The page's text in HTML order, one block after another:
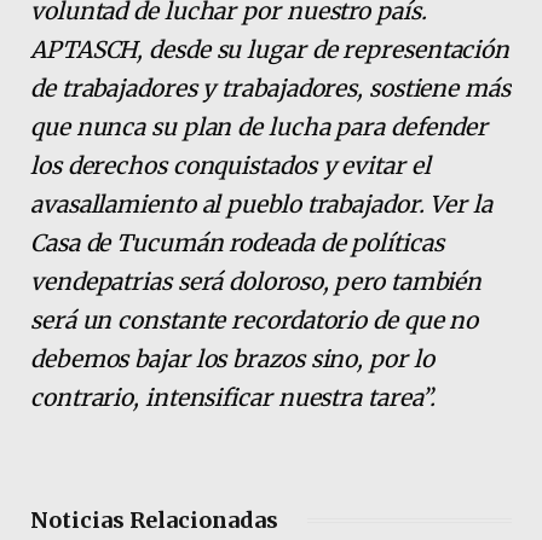
voluntad de luchar por nuestro país.
APTASCH, desde su lugar de representación
de trabajadores y trabajadores, sostiene más
que nunca su plan de lucha para defender
los derechos conquistados y evitar el
avasallamiento al pueblo trabajador. Ver la
Casa de Tucumán rodeada de políticas
vendepatrias será doloroso, pero también
será un constante recordatorio de que no
debemos bajar los brazos sino, por lo
contrario, intensificar nuestra tarea”.
Noticias Relacionadas